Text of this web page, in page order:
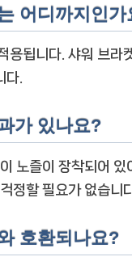
어디까지인가
용됩니다. 샤워 브라
다.
가 있나요?
노즐이 장착되어
정할 필요가 없습니
호환되나요?